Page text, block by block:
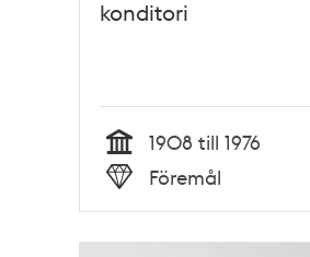
konditori
Tid
1908 till 1976
Typ
Föremål